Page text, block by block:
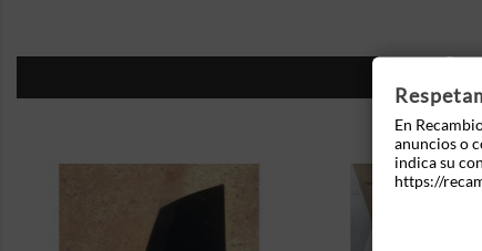
En
anuncios o
indica su
https://